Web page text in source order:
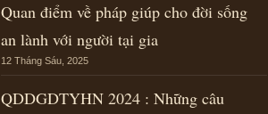
Quan điểm về pháp giúp cho đời sống
an lành với người tại gia
12 Tháng Sáu, 2025
QDDGDTYHN 2024 : Những câu